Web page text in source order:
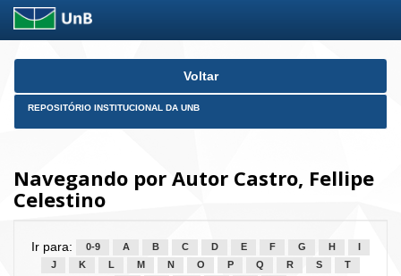
Skip
Voltar
REPOSITÓRIO INSTITUCIONAL DA UNB
Navegando por Autor Castro, Fellipe
Celestino
Ir para: 0-9 A B C D E F G H
J
K L M N O P Q R S
T